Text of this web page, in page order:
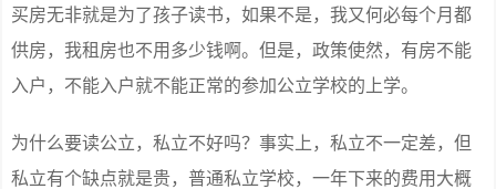
买房无非就是为了孩子读书，如果不是，我又何必每个月都
供房，我租房也不用多少钱啊。但是，政策使然，有房不能
入户，不能入户就不能正常的参加公立学校的上学。
为什么要读公立，私立不好吗？事实上，私立不一定差，但
私立有个缺点就是贵，普通私立学校，一年下来的费用大概